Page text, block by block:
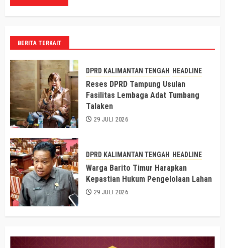
BERITA TERKAIT
DPRD KALIMANTAN TENGAH HEADLINE
Reses DPRD Tampung Usulan
Fasilitas Lembaga Adat Tumbang
Talaken
29 JULI 2026
DPRD KALIMANTAN TENGAH HEADLINE
Warga Barito Timur Harapkan
Kepastian Hukum Pengelolaan Lahan
29 JULI 2026